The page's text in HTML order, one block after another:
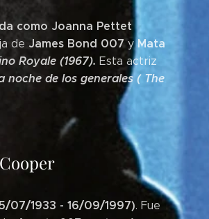
como Joanna Pettet
de James Bond 007yMata
Royale (1967). Esta actriz
noche de los generales ( The
07/1933 - 16/09/1997). Fue